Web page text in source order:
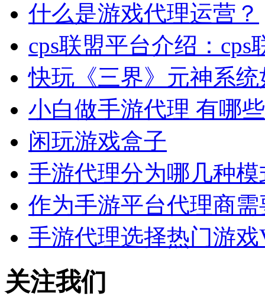
什么是游戏代理运营？
cps联盟平台介绍：
快玩《三界》元神系
小白做手游代理 有哪
闲玩游戏盒子
手游代理分为哪几种
作为手游平台代理商
手游代理选择热门游
关注我们